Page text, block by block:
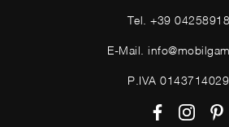
Tel. +39
E-Mail.
P.IVA